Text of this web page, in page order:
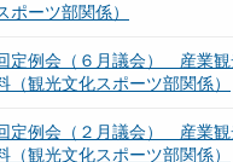
ポーツ部関係）
定例会（６月議会） 産業観
（観光文化スポーツ部関係）
定例会（２月議会） 産業観
（観光文化スポーツ部関係）